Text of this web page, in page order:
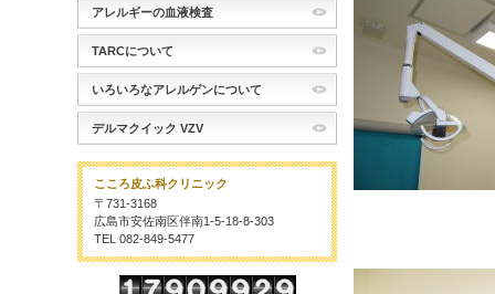
アレルギーの血液検査
TARCについて
いろいろなアレルゲンについて
デルマクイック VZV
こころ皮ふ科クリニック
〒731-3168
広島市安佐南区伴南1-5-18-8-303
TEL 082-849-5477